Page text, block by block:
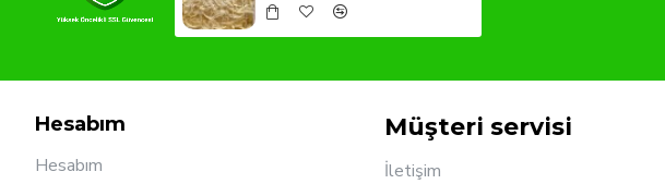
Hesabım
Hesabım
Müşteri servisi
İletişim